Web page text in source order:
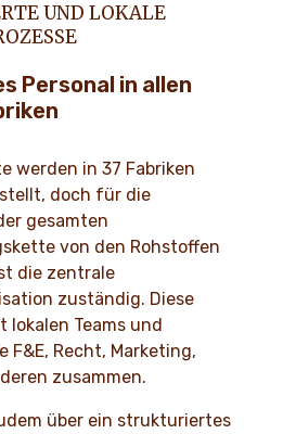
UND LOKALE
Personal in allen
werden in 37 Fabriken
doch für die
gesamten
von den Rohstoffen
die zentrale
zuständig. Diese
lokalen Teams und
F&E, Recht, Marketing,
zusammen.
über ein strukturiertes